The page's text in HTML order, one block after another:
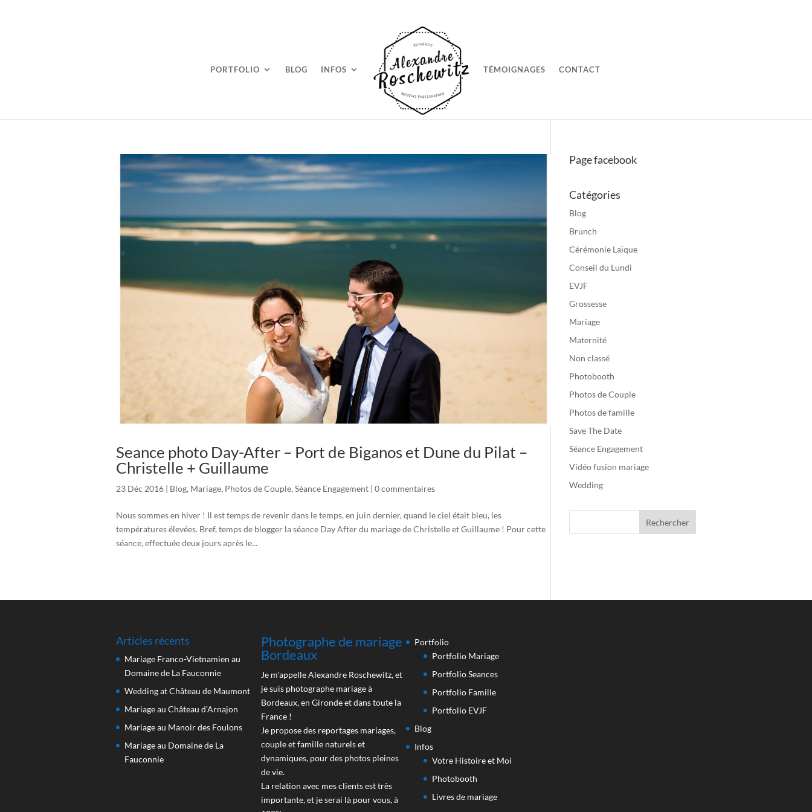
PORTFOLIO BLOG INFOS TÉMOIGNAGES CONTACT
Seance photo Day-After – Port de Biganos et Dune du Pilat –
Christelle + Guillaume
23 Déc 2016 | Blog, Mariage, Photos de Couple, Séance Engagement | 0 commentaires
Nous sommes en hiver ! Il est temps de revenir dans le temps, en juin dernier, quand le ciel était bleu, les
températures élevées. Bref, temps de blogger la séance Day After du mariage de Christelle et Guillaume ! Pour cette
séance, effectuée deux jours après le...
Page facebook
Catégories
Blog
Brunch
Cérémonie Laïque
Conseil du Lundi
EVJF
Grossesse
Mariage
Maternité
Non classé
Photobooth
Photos de Couple
Photos de famille
Save The Date
Séance Engagement
Vidéo fusion mariage
Wedding
Articles récents
Mariage Franco-Vietnamien au
Domaine de La Fauconnie
Wedding at Château de Maumont
Mariage au Château d’Arnajon
Mariage au Manoir des Foulons
Mariage au Domaine de La
Fauconnie
Photographe de mariage
Bordeaux
Je m'appelle Alexandre Roschewitz, et
je suis photographe mariage à
Bordeaux, en Gironde et dans toute la
France !
Je propose des reportages mariages,
couple et famille naturels et
dynamiques, pour des photos pleines
de vie.
La relation avec mes clients est très
importante, et je serai là pour vous, à
Portfolio
Portfolio Mariage
Portfolio Seances
Portfolio Famille
Portfolio EVJF
Blog
Infos
Votre Histoire et Moi
Photobooth
Livres de mariage